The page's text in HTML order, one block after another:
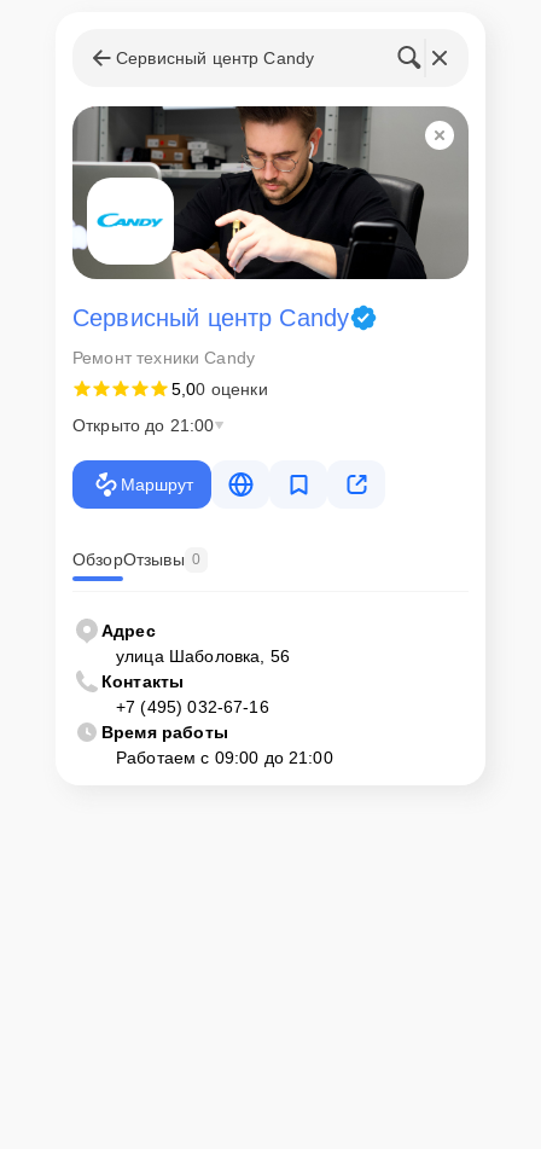
Сервисный центр Candy
Сервисный центр Candy
Ремонт техники Candy
5,00 оценки
Открыто до 21:00
Маршрут
ОбзорОтзывы 0
Адрес
улица Шаболовка, 56
Контакты
+7 (495) 032-67-16
Время работы
Работаем с 09:00 до 21:00